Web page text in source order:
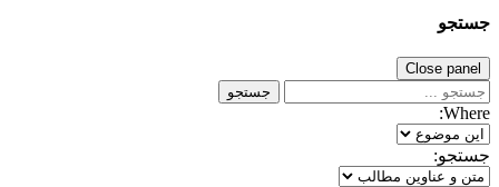
جستجو
Close panel
جستجو
Where:
جستجو: